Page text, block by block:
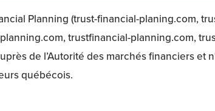
Planning (trust-financial-planing.com,
trustfinancial-planning.com,
de l’Autorité des marchés financiers et
québécois.